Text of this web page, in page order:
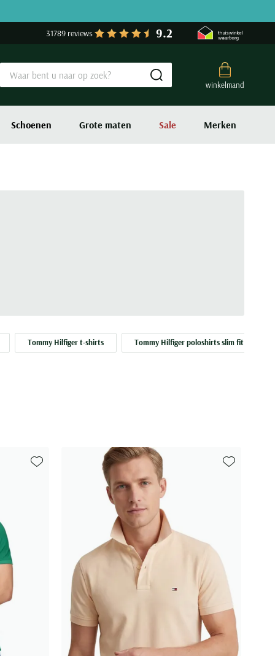
31789 reviews 9.2
winkelmand
Submit search
Schoenen Grote maten Sale Merken
Tommy Hilfiger t-shirts Tommy Hilfiger poloshirts slim fit
Toevoegen aan favorieten